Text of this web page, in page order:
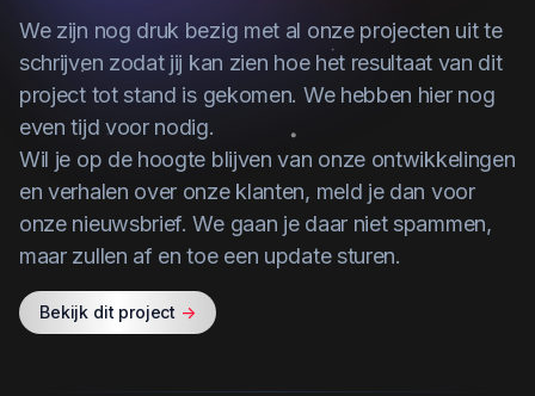
We zijn nog druk bezig met al onze projecten uit te
schrijven zodat jij kan zien hoe het resultaat van dit
project tot stand is gekomen. We hebben hier nog
even tijd voor nodig.
Wil je op de hoogte blijven van onze ontwikkelingen
en verhalen over onze klanten, meld je dan voor
onze nieuwsbrief. We gaan je daar niet spammen,
maar zullen af en toe een update sturen.
Bekijk dit project ->